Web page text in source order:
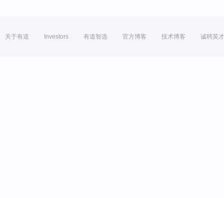
关于有道 Investors 有道智选 官方博客 技术博客 诚聘英才